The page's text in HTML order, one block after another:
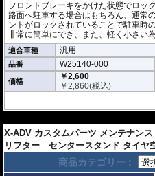
フロントブレーキをかけた状態でロッ
路面へ駐車する場合はもちろん、通常
ントがロックされていることで駐車時
非常に簡単にでき、また、軽く小さい
適合車種 汎用
品番 W25140-000
価格
￥2,600
￥2,860(税込)
X-ADV カスタムパーツ メンテナンス
リフター センタースタンド タイヤ
商品カテゴリー :